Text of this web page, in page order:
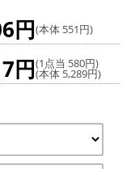
円(本体 551円)
円(1点当 580円)
(本体 5,289円)